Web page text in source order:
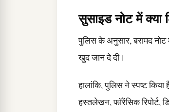
सुसाइड नोट में क्या
पुलिस के अनुसार, बरामद नोट
खुद जान दे दी।
हालांकि, पुलिस ने स्पष्ट
हस्तलेखन, फॉरेंसिक रिपोर्ट,